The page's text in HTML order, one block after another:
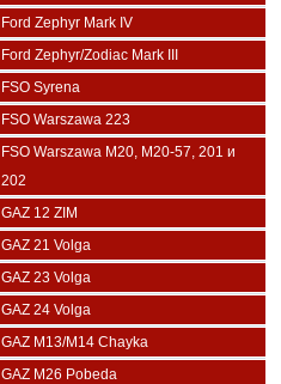
Ford Zephyr Mark IV
Ford Zephyr/Zodiac Mark III
FSO Syrena
FSO Warszawa 223
FSO Warszawa М20, M20-57, 201 и
202
GAZ 12 ZIM
GAZ 21 Volga
GAZ 23 Volga
GAZ 24 Volga
GAZ M13/M14 Chayka
GAZ M26 Pobeda